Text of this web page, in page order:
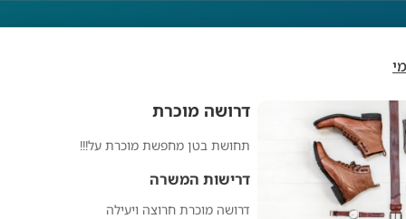
דרושה מוכרת
תחושת בטן מחפשת מוכרת על!!!
דרישות המשרה
דרושה מוכרת חרוצה ויעילה
דרושה מוכרת